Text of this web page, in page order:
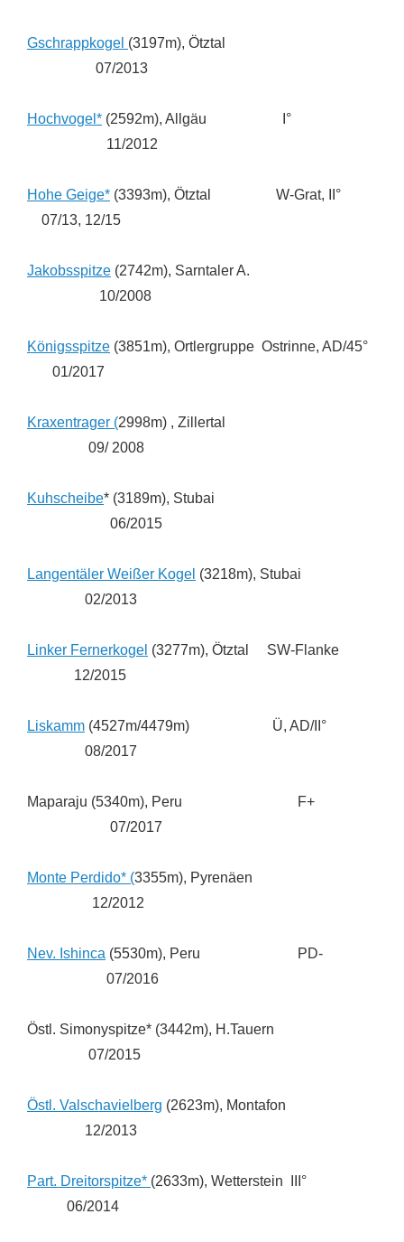
Gschrappkogel (3197m), Ötztal
07/2013
Hochvogel* (2592m), Allgäu I°
11/2012
Hohe Geige* (3393m), Ötztal W-Grat, II°
07/13, 12/15
Jakobsspitze (2742m), Sarntaler A.
10/2008
Königsspitze (3851m), Ortlergruppe Ostrinne, AD/45°
01/2017
Kraxentrager (2998m) , Zillertal
09/ 2008
Kuhscheibe* (3189m), Stubai
06/2015
Langentäler Weißer Kogel (3218m), Stubai
02/2013
Linker Fernerkogel (3277m), Ötztal SW-Flanke
12/2015
Liskamm (4527m/4479m) Ü, AD/II°
08/2017
Maparaju (5340m), Peru F+
07/2017
Monte Perdido* (3355m), Pyrenäen
12/2012
Nev. Ishinca (5530m), Peru PD-
07/2016
Östl. Simonyspitze* (3442m), H.Tauern
07/2015
Östl. Valschavielberg (2623m), Montafon
12/2013
Part. Dreitorspitze* (2633m), Wetterstein III°
06/2014